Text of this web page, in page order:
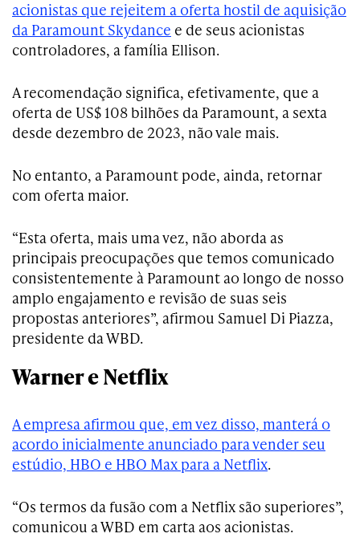
acionistas que rejeitem a oferta hostil de aquisição
da Paramount Skydance e de seus acionistas
controladores, a família Ellison.
A recomendação significa, efetivamente, que a
oferta de US$ 108 bilhões da Paramount, a sexta
desde dezembro de 2023, não vale mais.
No entanto, a Paramount pode, ainda, retornar
com oferta maior.
“Esta oferta, mais uma vez, não aborda as
principais preocupações que temos comunicado
consistentemente à Paramount ao longo de nosso
amplo engajamento e revisão de suas seis
propostas anteriores”, afirmou Samuel Di Piazza,
presidente da WBD.
Warner e Netflix
A empresa afirmou que, em vez disso, manterá o
acordo inicialmente anunciado para vender seu
estúdio, HBO e HBO Max para a Netflix.
“Os termos da fusão com a Netflix são superiores”,
comunicou a WBD em carta aos acionistas.